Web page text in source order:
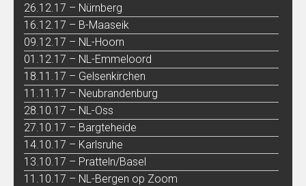
26.12.17 – Nürnberg
16.12.17 – B-Maaseik
09.12.17 – NL-Hoorn
01.12.17 – NL-Emmeloord
18.11.17 – Gelsenkirchen
11.11.17 – Neubrandenburg
28.10.17 – NL-Oss
27.10.17 – Bargteheide
14.10.17 – Karlsruhe
13.10.17 – Pratteln/Basel
11.10.17 – NL-Bergen op Zoom